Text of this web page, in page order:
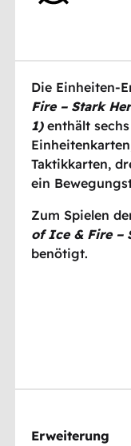
Die Einheiten-
Fire – Stark
1)enthält
Taktikkarten,
ein
Zum Spielen
of Ice & Fire –
benötigt.
Erweiterung